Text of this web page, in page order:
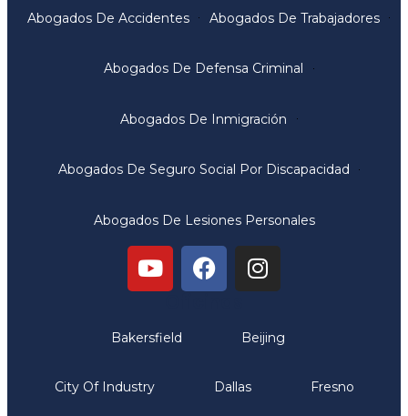
Abogados De Accidentes Abogados De Trabajadores
Abogados De Defensa Criminal
Abogados De Inmigración
Abogados De Seguro Social Por Discapacidad
Abogados De Lesiones Personales
Bakersfield Beijing
City Of Industry Dallas Fresno